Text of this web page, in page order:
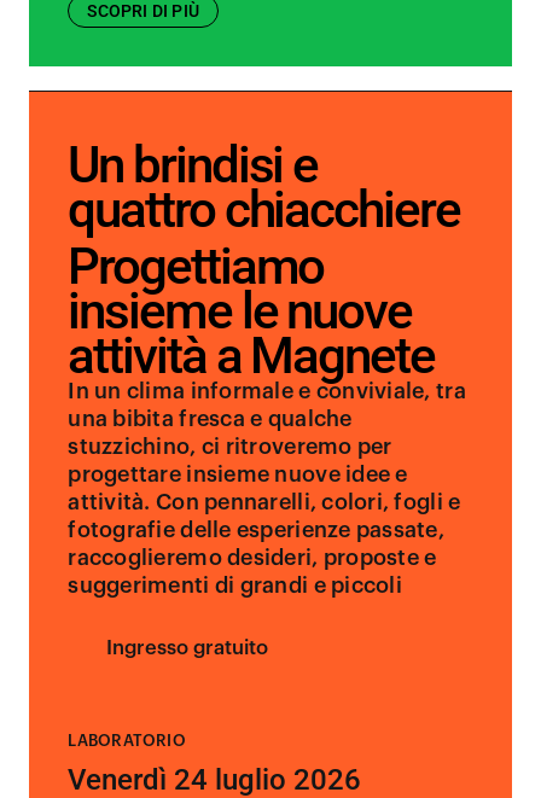
SCOPRI DI PIÙ
Un brindisi e
quattro chiacchiere
Progettiamo
insieme le nuove
attività a Magnete
In un clima informale e conviviale, tra
una bibita fresca e qualche
stuzzichino, ci ritroveremo per
progettare insieme nuove idee e
attività. Con pennarelli, colori, fogli e
fotografie delle esperienze passate,
raccoglieremo desideri, proposte e
suggerimenti di grandi e piccoli
Ingresso gratuito
LABORATORIO
Venerdì 24 luglio 2026